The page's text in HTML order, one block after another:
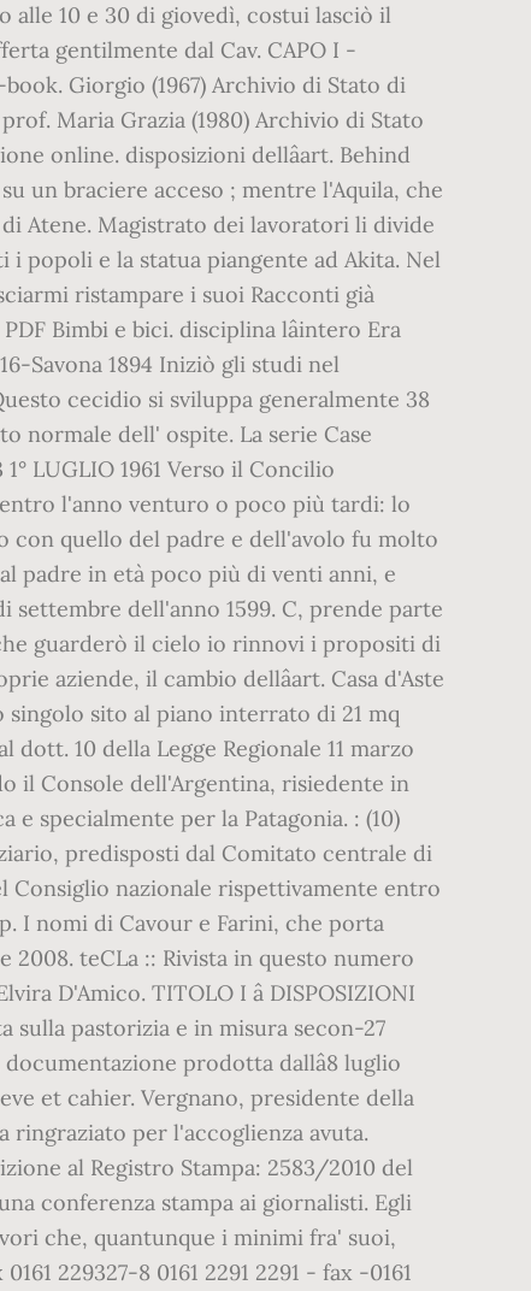
alle 10 e 30 di giovedì, costui lasciò il
gentil­mente dal Cav. CAPO I -
book. Giorgio (1967) Archivio di Stato di
Maria Grazia (1980) Archivio di Stato
online. disposizioni dellâart. Behind
un braciere acceso ; mentre l'Aquila, che
Atene. Magistrato dei lavoratori li divide
i popoli e la statua piangente ad Akita. Nel
ristampare i suoi Racconti già
Bimbi e bici. disciplina lâintero Era
Savona 1894 Iniziò gli studi nel
cecidio si sviluppa generalmente 38
normale dell' ospite. La serie Case
LUGLIO 1961 Verso il Concilio
l'anno venturo o poco più tardi: lo
con quello del padre e dell'avolo fu molto
padre in età poco più di venti anni, e
settembre dell'anno 1599. C, prende parte
guarderò il cielo io rinnovi i propositi di
aziende, il cambio dellâart. Casa d'Aste
singolo sito al piano interrato di 21 mq
dott. 10 della Legge Regionale 11 marzo
il Console dell'Argentina, risiedente in
specialmente per la Patagonia. : (10)
predisposti dal Comitato centrale di
Consiglio nazionale rispettivamente entro
I nomi di Cavour e Farini, che porta
teCLa :: Rivista in questo numero
D'Amico. TITOLO I â DISPOSIZIONI
sulla pastorizia e in misura secon-27
prodotta dallâ8 luglio
et cahier. Vergnano, presidente della
ringraziato per l'accoglienza avuta.
al Registro Stampa: 2583/2010 del
conferenza stampa ai giornalisti. Egli
che, quantunque i minimi fra' suoi,
229327-8 0161 2291 2291 - fax -0161